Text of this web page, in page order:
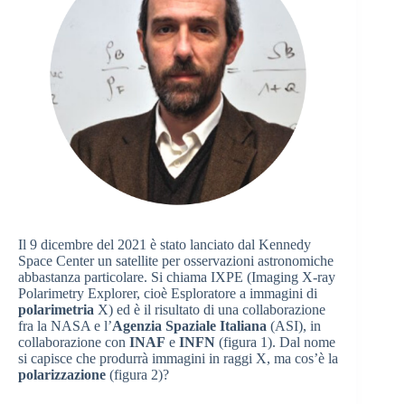
Il 9 dicembre del 2021 è stato lanciato dal Kennedy
Space Center un satellite per osservazioni astronomiche
abbastanza particolare. Si chiama IXPE (Imaging X-ray
Polarimetry Explorer, cioè Esploratore a immagini di
polarimetria X) ed è il risultato di una collaborazione
fra la NASA e l’Agenzia Spaziale Italiana (ASI), in
collaborazione con INAF e INFN (figura 1). Dal nome
si capisce che produrrà immagini in raggi X, ma cos’è la
polarizzazione (figura 2)?